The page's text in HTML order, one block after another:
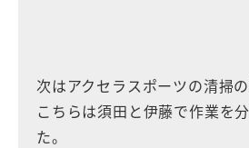
次はアクセラスポーツの清掃の
こちらは須田と伊藤で作業を
た。